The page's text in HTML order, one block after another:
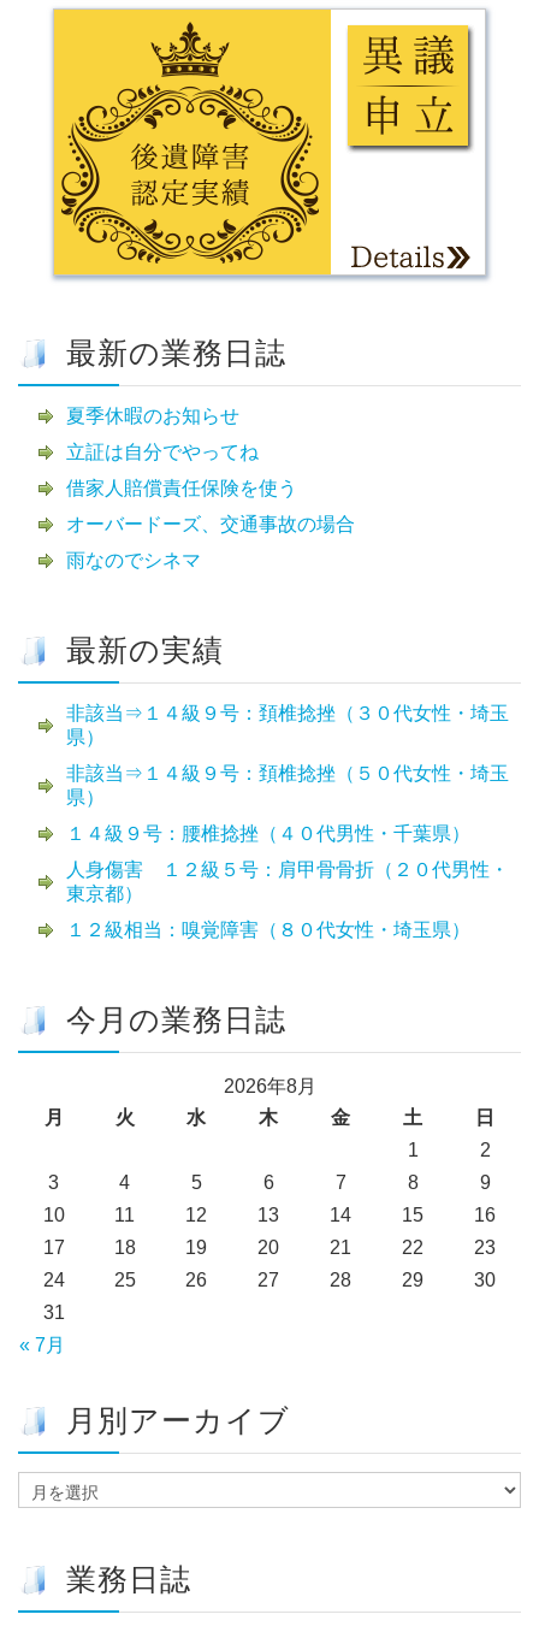
最新の業務日誌
夏季休暇のお知らせ
立証は自分でやってね
借家人賠償責任保険を使う
オーバードーズ、交通事故の場合
雨なのでシネマ
最新の実績
非該当⇒１４級９号：頚椎捻挫（３０代女性・埼玉
県）
非該当⇒１４級９号：頚椎捻挫（５０代女性・埼玉
県）
１４級９号：腰椎捻挫（４０代男性・千葉県）
人身傷害 １２級５号：肩甲骨骨折（２０代男性・
東京都）
１２級相当：嗅覚障害（８０代女性・埼玉県）
今月の業務日誌
2026年8月
月
火 水 木 金 土 日
« 7月
1
2
3
4 5 6 7 8
9
10
11 12 13 14 15
16
17
18 19 20 21 22
23
24
25 26 27 28 29
30
31
月別アーカイブ
別
カ
業務日誌